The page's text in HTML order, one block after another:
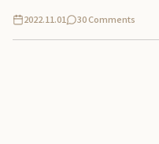
2022.11.01 30 Comments